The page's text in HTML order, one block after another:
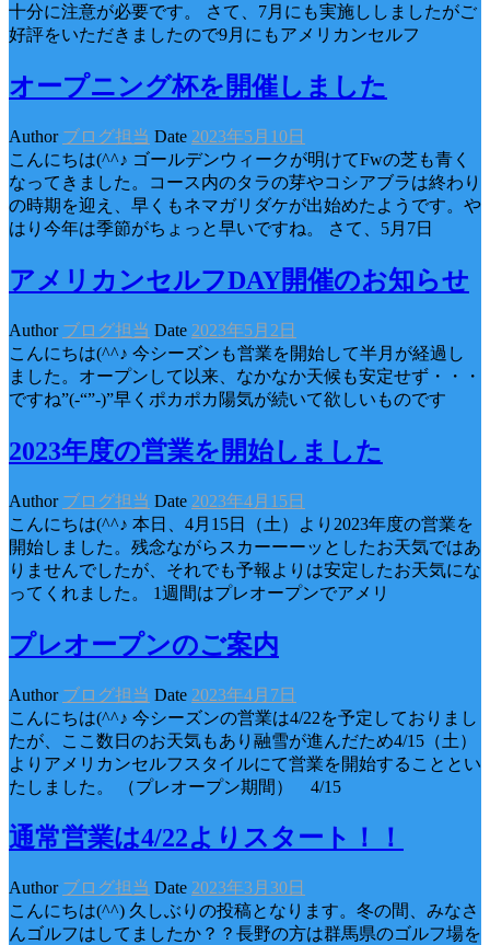
十分に注意が必要です。 さて、7月にも実施ししましたがご
好評をいただきましたので9月にもアメリカンセルフ
オープニング杯を開催しました
Author ブログ担当 Date 2023年5月10日
こんにちは(^^♪ ゴールデンウィークが明けてFwの芝も青く
なってきました。コース内のタラの芽やコシアブラは終わり
の時期を迎え、早くもネマガリダケが出始めたようです。や
はり今年は季節がちょっと早いですね。 さて、5月7日
アメリカンセルフDAY開催のお知らせ
Author ブログ担当 Date 2023年5月2日
こんにちは(^^♪ 今シーズンも営業を開始して半月が経過し
ました。オープンして以来、なかなか天候も安定せず・・・
ですね”(-“”-)”早くポカポカ陽気が続いて欲しいものです
2023年度の営業を開始しました
Author ブログ担当 Date 2023年4月15日
こんにちは(^^♪ 本日、4月15日（土）より2023年度の営業を
開始しました。残念ながらスカーーーッとしたお天気ではあ
りませんでしたが、それでも予報よりは安定したお天気にな
ってくれました。 1週間はプレオープンでアメリ
プレオープンのご案内
Author ブログ担当 Date 2023年4月7日
こんにちは(^^♪ 今シーズンの営業は4/22を予定しておりまし
たが、ここ数日のお天気もあり融雪が進んだため4/15（土）
よりアメリカンセルフスタイルにて営業を開始することとい
たしました。 （プレオープン期間） 4/15
通常営業は4/22よりスタート！！
Author ブログ担当 Date 2023年3月30日
こんにちは(^^) 久しぶりの投稿となります。冬の間、みなさ
んゴルフはしてましたか？？長野の方は群馬県のゴルフ場を